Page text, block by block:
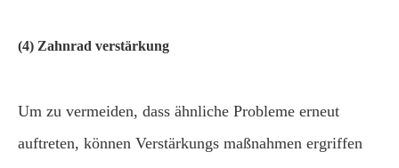
(4) Zahnrad verstärkung
Um zu vermeiden, dass ähnliche Probleme erneut
auftreten, können Verstärkungs maßnahmen ergriffen